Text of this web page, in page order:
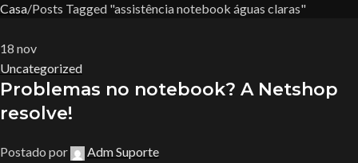
Casa Posts Tagged "assistência notebook águas claras"
18 nov
Uncategorized
Problemas no notebook? A Netshop
resolve!
Postado por
Adm Suporte